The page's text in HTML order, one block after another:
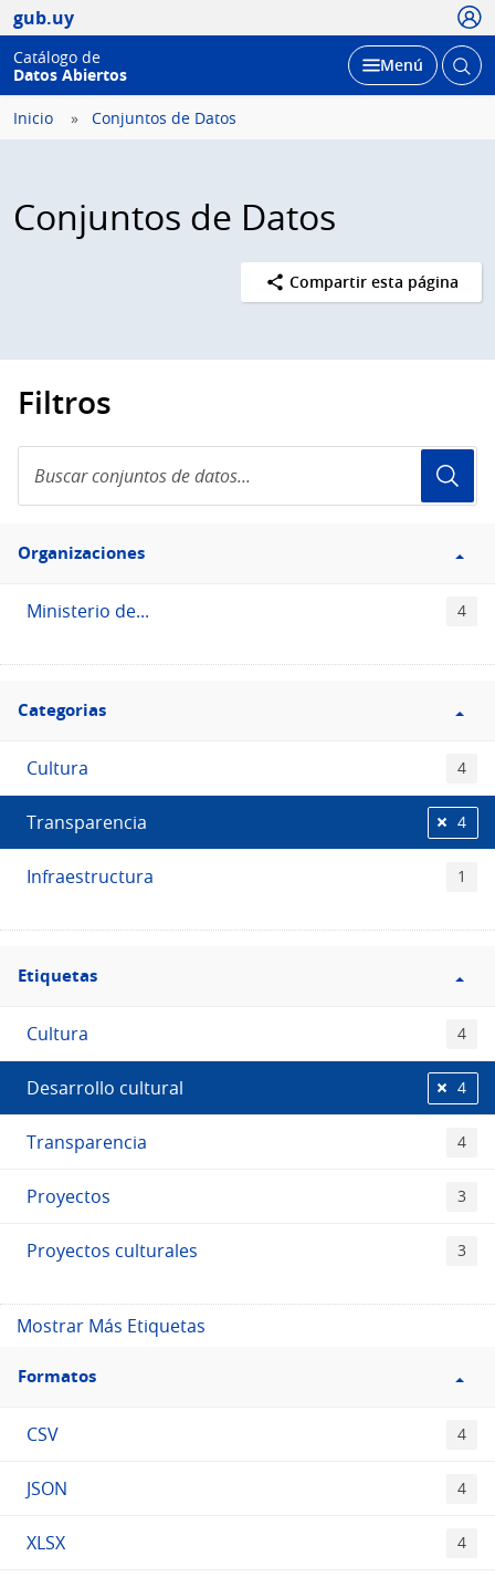
gub.uy
Catálogo de
Datos Abiertos
Desplegar
Menú Abrir
Inicio Conjuntos de Datos
Conjuntos de Datos
Compartir esta página
Filtros
conjuntos
de
Filtro
Organizaciones
Organizaciones
Ministerio de... 4
Filtro
Categorias
Categorias
Cultura 4
Transparencia 4
Infraestructura 1
Filtro
Etiquetas
Etiquetas
Cultura 4
Desarrollo cultural 4
Transparencia 4
Proyectos 3
Proyectos culturales 3
Mostrar Más Etiquetas
Filtro
Formatos
Formatos
CSV 4
JSON 4
XLSX 4